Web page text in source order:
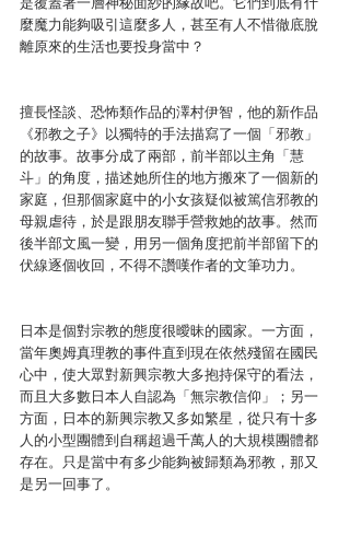
麼魔力能夠吸引這麼多人，甚至有人不惜徹底脫
離原來的生活也要投身當中？
擅長怪談、恐怖類作品的澤村伊智，他的新作品
《邪教之子》以獨特的手法描寫了一個「邪教」
的故事。故事分成了兩部，前半部以主角「慧
斗」的角度，描述她所住的地方搬來了一個新的
家庭，但那個家庭中的小女孩疑似被篤信邪教的
母親虐待，於是跟朋友聯手營救她的故事。然而
後半部文風一變，用另一個角度把前半部留下的
伏線逐個收回，不得不讚嘆作者的文筆功力。
日本是個對宗教的態度很曖昧的國家。一方面，
當年奧姆真理教的事件直到現在依然殘留在國民
心中，使大眾對新興宗教大多抱持保守的看法，
而且大多數日本人自認為「無宗教信仰」；另一
方面，日本的新興宗教又多如繁星，從只有十多
人的小型團體到自稱超過千萬人的大規模團體都
存在。只是當中有多少能夠被歸類為邪教，那又
是另一回事了。